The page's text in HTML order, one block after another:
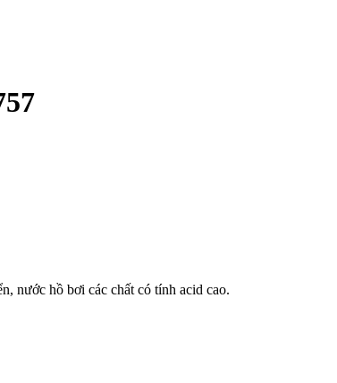
nước hồ bơi các chất có tính acid cao.